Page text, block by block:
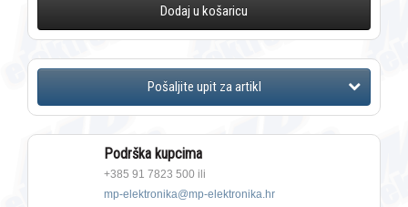
Dodaj u košaricu
Podrška kupcima
+385 91 7823 500 ili
mp-elektronika@mp-elektronika.hr